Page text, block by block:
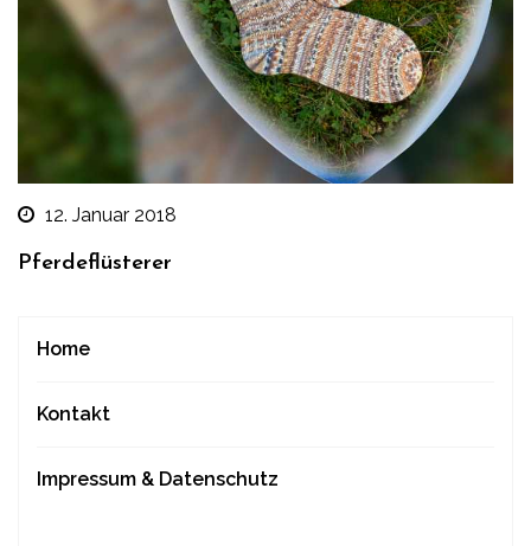
12. Januar 2018
Pferdeflüsterer
Home
Kontakt
Impressum & Datenschutz